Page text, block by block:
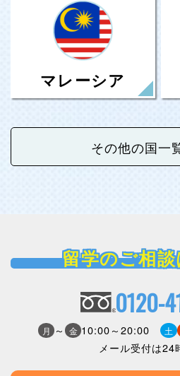
マレーシア
その他の国一
留学のご相
0120-
月 ～ 金 10:00～20:00 土
メール受付は24